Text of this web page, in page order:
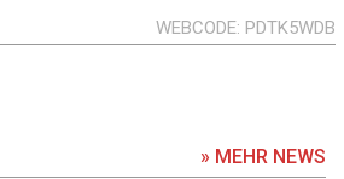
WEBCODE PDTK5WDB
» MEHR NEWS